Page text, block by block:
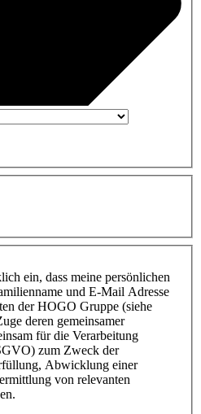
ein, dass meine persönlichen
und E-Mail Adresse
der HOGO Gruppe (siehe
deren gemeinsamer
für die Verarbeitung
zum Zweck der
Abwicklung einer
von relevanten